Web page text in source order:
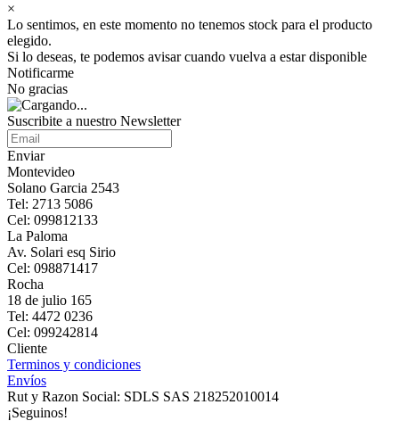
×
Lo sentimos, en este momento no tenemos stock para el producto
elegido.
Si lo deseas, te podemos avisar cuando vuelva a estar disponible
Notificarme
No gracias
Suscribite a nuestro Newsletter
Enviar
Montevideo
Solano Garcia 2543
Tel: 2713 5086
Cel: 099812133
La Paloma
Av. Solari esq Sirio
Cel: 098871417
Rocha
18 de julio 165
Tel: 4472 0236
Cel: 099242814
Cliente
Terminos y condiciones
Envíos
Rut y Razon Social: SDLS SAS 218252010014
¡Seguinos!